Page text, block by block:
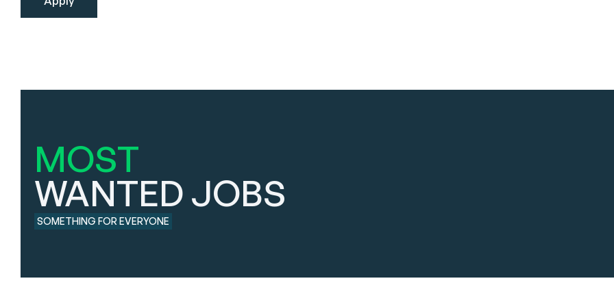
MOST
WANTED JOBS
SOMETHING FOR EVERYONE